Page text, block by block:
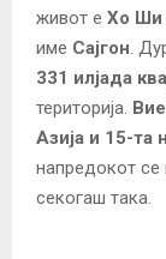
живот е Хо Ши
име Сајгон.
331 илјада
територија.
Азија и 15-та
напредокот
секогаш така.